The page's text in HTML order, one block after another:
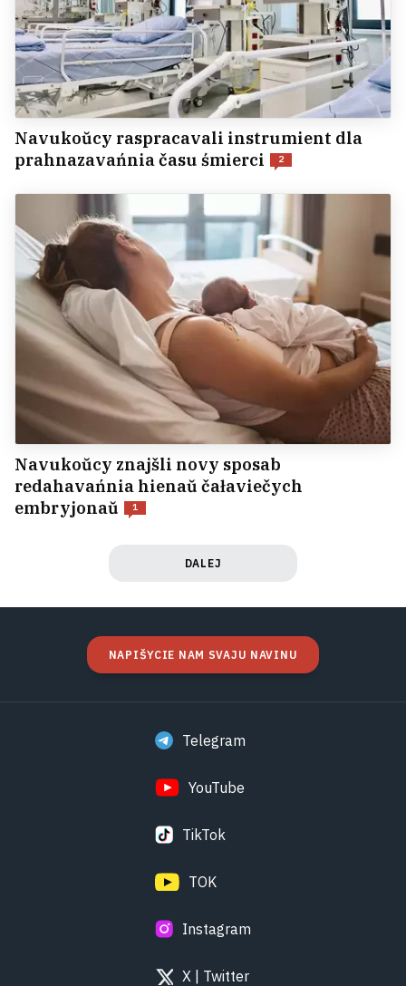
Navukoŭcy raspracavali instrumient dla
prahnazavańnia času śmierci
2
Navukoŭcy znajšli novy sposab
redahavańnia hienaŭ čałaviečych
embryjonaŭ
1
DALEJ
NAPIŠYCIE NAM SVAJU NAVINU
Telegram
YouTube
TikTok
TOK
Instagram
X | Twitter